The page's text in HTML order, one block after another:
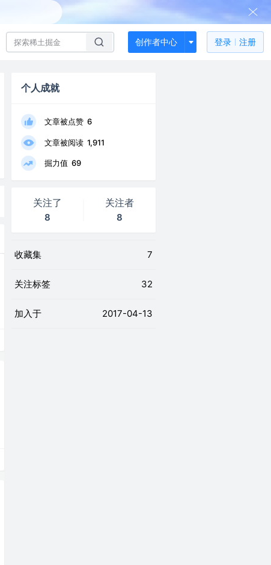
创作者中心 登录 注册
个人成就
文章被点赞 6
文章被阅读 1,911
掘力值 69
关注了
8
关注者
8
收藏集 7
关注标签 32
加入于 2017-04-13